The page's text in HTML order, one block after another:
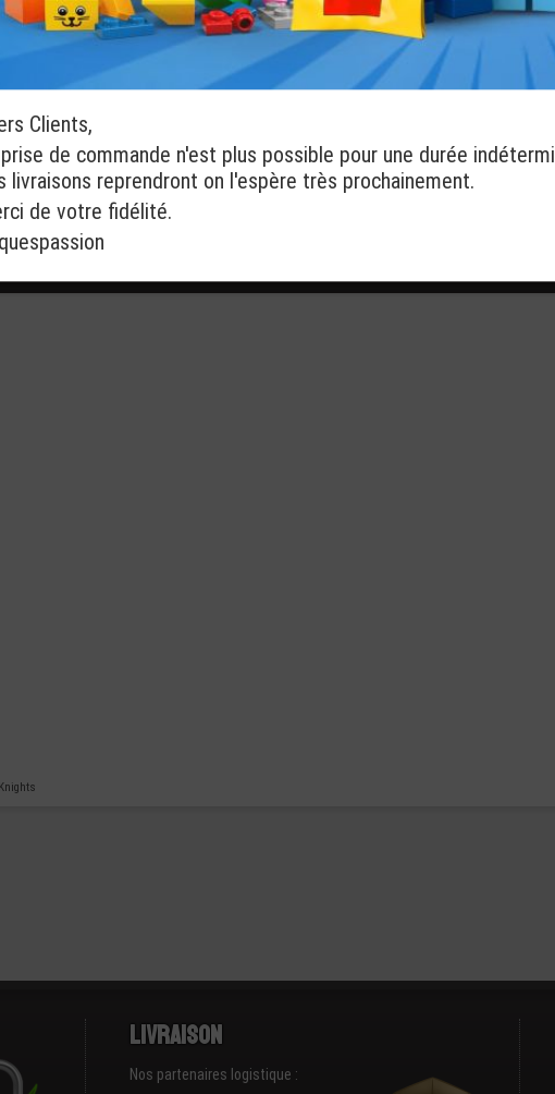
2x3 Imprimée Logo
Chevalier - Nexo
Knights
Dragon - Nexo
Knights
Livraison
Nos partenaires logistique :
Clients,
de commande n'est plus possible pour une durée
livraisons reprendront on l'espère très prochainement.
de votre fidélité.